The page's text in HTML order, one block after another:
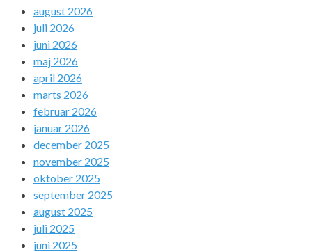
august 2026
juli 2026
juni 2026
maj 2026
april 2026
marts 2026
februar 2026
januar 2026
december 2025
november 2025
oktober 2025
september 2025
august 2025
juli 2025
juni 2025